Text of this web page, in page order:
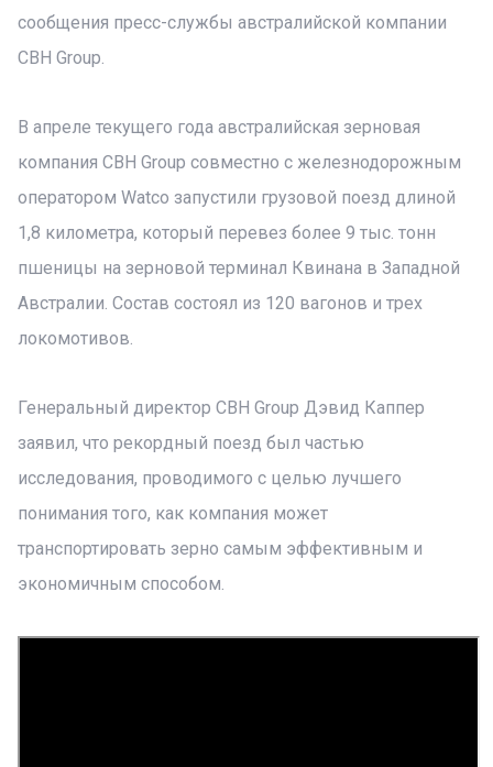
сообщения пресс-службы австралийской компании
CBH Group.
В апреле текущего года австралийская зерновая
компания CBH Group совместно с железнодорожным
оператором Watco запустили грузовой поезд длиной
1,8 километра, который перевез более 9 тыс. тонн
пшеницы на зерновой терминал Квинана в Западной
Австралии. Состав состоял из 120 вагонов и трех
локомотивов.
Генеральный директор CBH Group Дэвид Каппер
заявил, что рекордный поезд был частью
исследования, проводимого с целью лучшего
понимания того, как компания может
транспортировать зерно самым эффективным и
экономичным способом.